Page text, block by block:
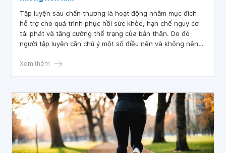
Tập luyện sau chấn thương là hoạt động nhằm mục đích
hỗ trợ cho quá trình phục hồi sức khỏe, hạn chế nguy cơ
tái phát và tăng cường thể trạng của bản thân. Do đó
người tập luyện cần chú ý một số điều nên và không nên
người bệnh cũng cần đảm bảo thực hiện đúng cách và có
Xem thêm